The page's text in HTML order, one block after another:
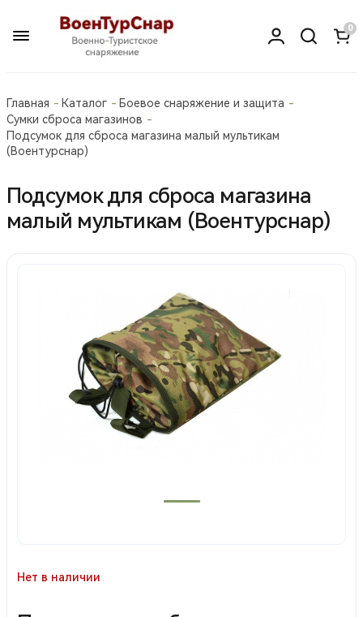
0
Главная Каталог
Боевое снаряжение и защита
Сумки сброса магазинов
Подсумок для сброса магазина малый мультикам
(Воентурснар)
Подсумок для сброса магазина
малый мультикам (Воентурснар)
Нет в наличии